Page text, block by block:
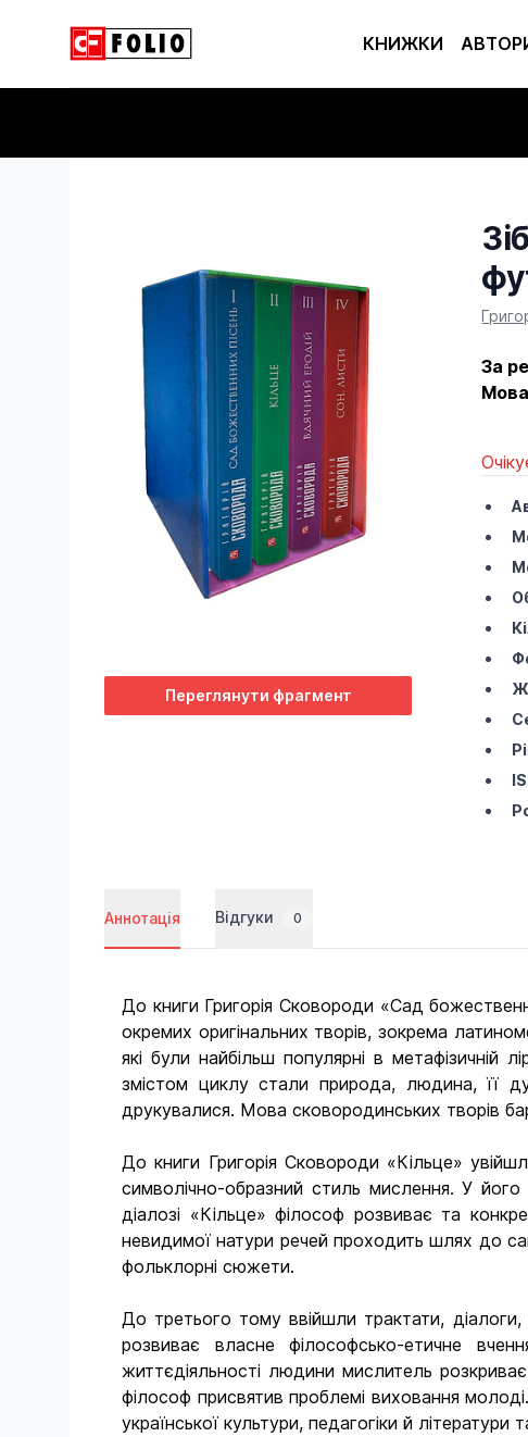
КНИЖКИ
Переглянути фрагмент
За
Аннотація Відгуки 0
До книги Григорія Сковороди «Сад
окремих оригінальних творів, зокрема
які були найбільш популярні в метафізичній
змістом циклу стали природа, людина, її
друкувалися. Мова сковородинських творів
До книги Григорія Сковороди «Кільце»
символічно-образний стиль мислення. У його
діалозі «Кільце» філософ розвиває та
невидимої натури речей проходить шлях до
фольклорні сюжети.
До третього тому ввійшли трактати,
розвиває власне філософсько-етичне
життєдіяльності людини мислитель
філософ присвятив проблемі виховання
української культури, педагогіки й